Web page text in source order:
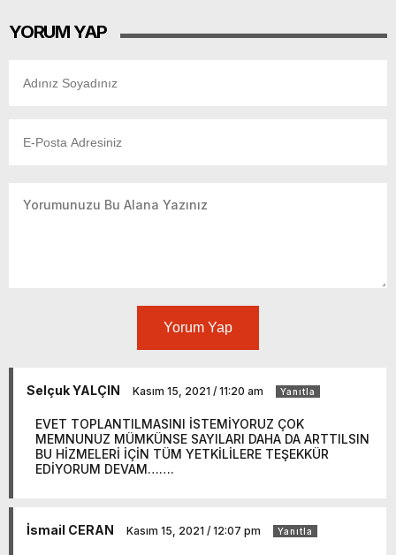
YORUM YAP
Yorum Yap
Selçuk YALÇIN Kasım 15, 2021 / 11:20 am Yanıtla
EVET TOPLANTILMASINI İSTEMİYORUZ ÇOK
MEMNUNUZ MÜMKÜNSE SAYILARI DAHA DA ARTTILSIN
BU HİZMELERİ İÇİN TÜM YETKİLİLERE TEŞEKKÜR
EDİYORUM DEVAM…….
İsmail CERAN Kasım 15, 2021 / 12:07 pm Yanıtla